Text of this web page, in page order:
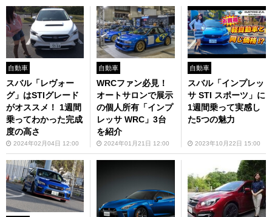
自動車
スバル「レヴォー
グ」はSTIグレード
がオススメ！ 1週間
乗ってわかった完成
度の高さ
2024年02月04日 12:00
自動車
WRCファン必見！
オートサロンで展示
の個人所有「インプ
レッサ WRC」3台
を紹介
2024年01月21日 12:00
自動車
スバル「インプレッ
サ STI スポーツ」に
1週間乗って実感し
た5つの魅力
2023年10月22日 15:00